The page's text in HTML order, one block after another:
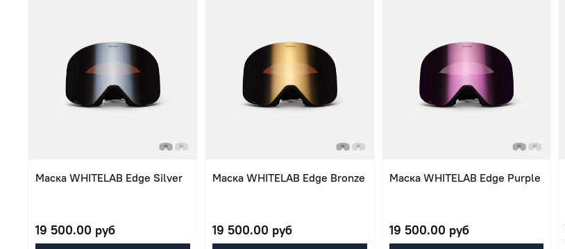
Маска WHITELAB Edge Silver
19 500.00 руб
Маска WHITELAB Edge Bronze
19 500.00 руб
Маска WHITELAB Edge Purple
19 500.00 руб